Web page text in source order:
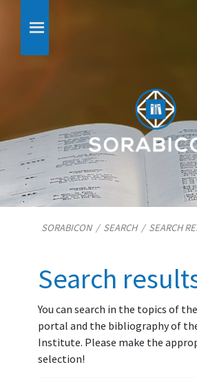
SORABICON/ SEARCH/ SEARCH
Search
You can search in the topics of
portal and the bibliography of
Institute. Please make the
selection!